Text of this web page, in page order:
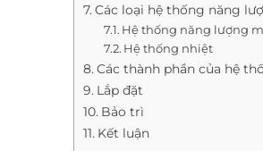
Các loại hệ thống năng
Hệ thống năng lượng
Hệ thống nhiệt
Các thành phần của hệ
Lắp đặt
Bảo trì
Kết luận